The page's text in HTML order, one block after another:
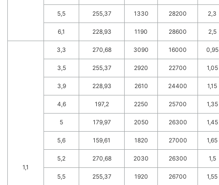
5,5 255,37 1330 28200 2,3
6,1 228,93 1190 28600 2,5
1,1
3,3 270,68 3090 16000 0,95
3,5 255,37 2920 22700 1,05
3,9 228,93 2610 24400 1,15
4,6 197,2 2250 25700 1,35
5 179,97 2050 26300 1,45
5,6 159,61 1820 27000 1,65
5,2 270,68 2030 26300 1,5
5,5 255,37 1920 26700 1,55